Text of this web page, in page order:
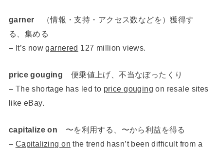
garner （情報・支持・アクセス数などを）獲得す
る、集める
– It’s nowgarnered 127 million views.
price gouging 便乗値上げ、不当なぼったくり
– The shortage has led to price gouging on resale sites
like eBay.
capitalize on 〜を利用する、〜から利益を得る
– Capitalizing on the trend hasn’t been difficult from a